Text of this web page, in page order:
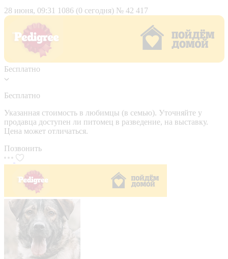
28 июня, 09:31 1086 (0 сегодня) № 42 417
Бесплатно
Бесплатно
Указанная стоимость в любимцы (в семью). Уточняйте у
продавца доступен ли питомец в разведение, на выставку.
Цена может отличаться.
Позвонить